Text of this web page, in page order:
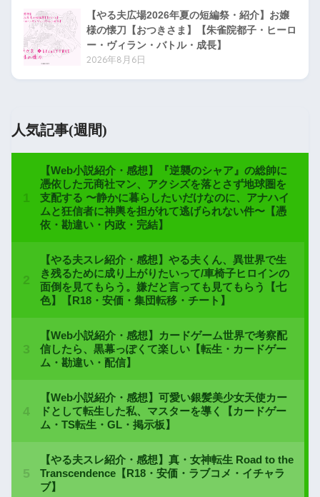
【やる夫広場2026年夏の短編祭・紹介】お嬢
様の懐刀【おつきさま】【朱雀院都子・ヒーロ
ー・ヴィラン・バトル・成長】
2026年8月6日
人気記事(週間)